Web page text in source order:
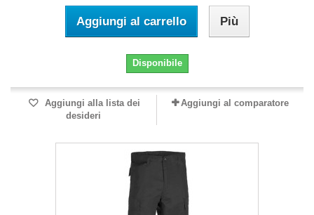
Aggiungi al carrello Più
Disponibile
Aggiungi alla lista dei
desideri
Aggiungi al comparatore